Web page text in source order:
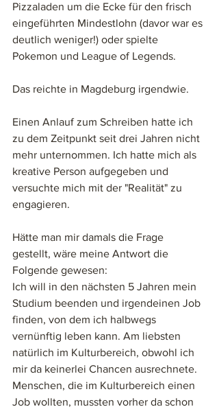
Pizzaladen um die Ecke für den frisch
eingeführten Mindestlohn (davor war es
deutlich weniger!) oder spielte
Pokemon und League of Legends.
Das reichte in Magdeburg irgendwie.
Einen Anlauf zum Schreiben hatte ich
zu dem Zeitpunkt seit drei Jahren nicht
mehr unternommen. Ich hatte mich als
kreative Person aufgegeben und
versuchte mich mit der "Realität" zu
engagieren.
Hätte man mir damals die Frage
gestellt, wäre meine Antwort die
Folgende gewesen:
Ich will in den nächsten 5 Jahren mein
Studium beenden und irgendeinen Job
finden, von dem ich halbwegs
vernünftig leben kann. Am liebsten
natürlich im Kulturbereich, obwohl ich
mir da keinerlei Chancen ausrechnete.
Menschen, die im Kulturbereich einen
Job wollten, mussten vorher da schon